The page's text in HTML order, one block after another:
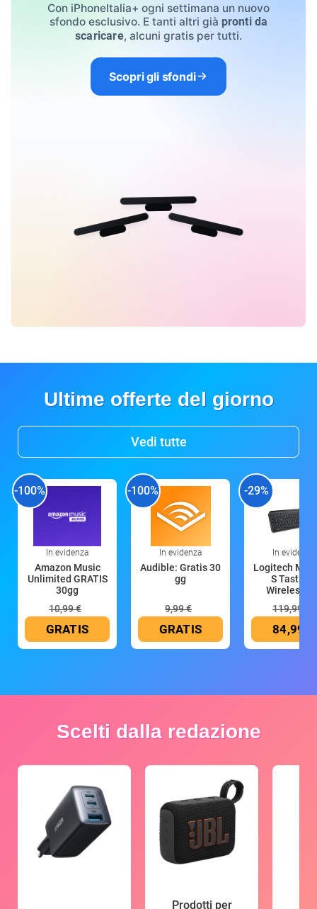
Con iPhoneItalia+ ogni settimana un nuovo
sfondo esclusivo. E tanti altri già pronti da
scaricare, alcuni gratis per tutti.
Scopri gli sfondi
Ultime offerte del giorno
Vedi tutte
-100%
In evidenza
Amazon Music
Unlimited GRATIS
30gg
10,99 €
GRATIS
-100%
In evidenza
Audible: Gratis 30
gg
9,99 €
GRATIS
-29%
In evidenza
Logitech MX
S Tastiera
Wireless
119,99 €
84,99 €
Scelti dalla redazione
Prodotti per